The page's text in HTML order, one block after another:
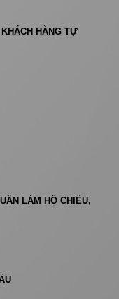
HÀNG TỰ
LÀM HỘ CHIẾU,